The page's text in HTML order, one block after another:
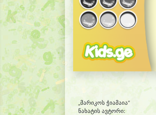
„მარიკოს ჭიამაია“
ნახატის ავტორი: